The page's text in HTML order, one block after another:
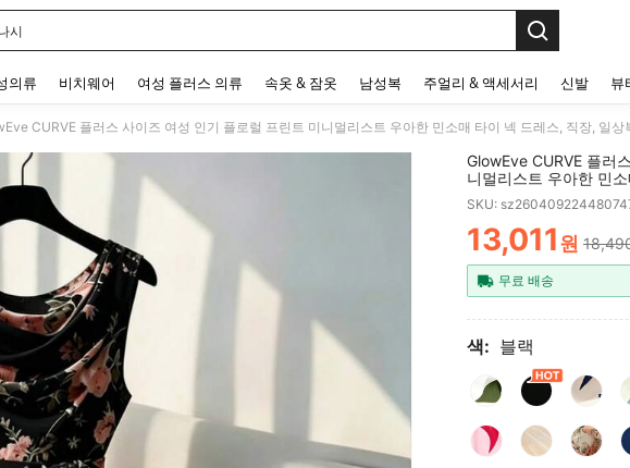
시
의류 비치웨어 여성 플러스 의류 속옷 & 잠옷 남성복 주얼리 & 액세서리 신발 뷰
CURVE 플러스 사이즈 여성 인기 플로럴 프린트 미니멀리스트 우아한 민소매 타이 넥 드레스, 직장, 일상
GlowEve CURVE 플러
니멀리스트 우아한 민
임에 적합
SKU:
PRICE
13,011원
무료 배송
색: 블랙